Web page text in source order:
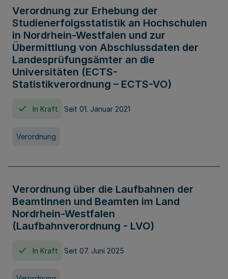
Verordnung zur Erhebung der
Studienerfolgsstatistik an Hochschulen
in Nordrhein-Westfalen und zur
Übermittlung von Abschlussdaten der
Landesprüfungsämter an die
Universitäten (ECTS-
Statistikverordnung – ECTS-VO)
In Kraft Seit 01. Januar 2021
Verordnung
Verordnung über die Laufbahnen der
Beamtinnen und Beamten im Land
Nordrhein-Westfalen
(Laufbahnverordnung - LVO)
In Kraft Seit 07. Juni 2025